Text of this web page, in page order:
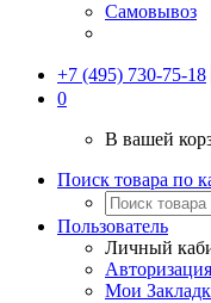
Самовывоз
+7 (495) 730-75-18
0
В вашей
Поиск товара по
Пользователь
Личный
Мои